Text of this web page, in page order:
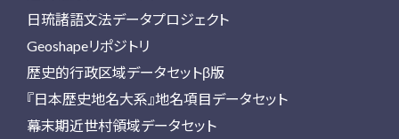
日琉諸語文法データプロジェクト
Geoshapeリポジトリ
歴史的行政区域データセットβ版
『日本歴史地名大系』地名項目データセット
幕末期近世村領域データセット